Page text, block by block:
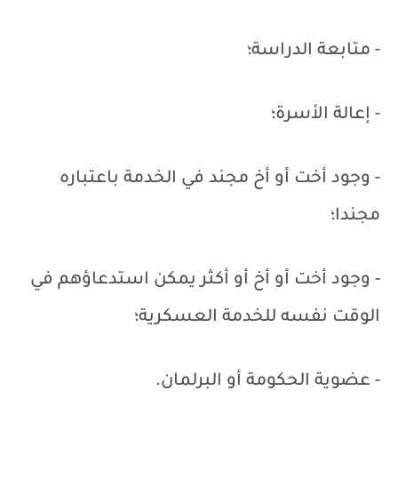
- متابعة الدراسة؛
- إعالة الأسرة؛
- وجود أخت أو أخ مجند في الخدمة باعتباره
مجندا؛
- وجود أخت أو أخ أو أكثر يمكن استدعاؤهم في
الوقت نفسه للخدمة العسكرية؛
- عضوية الحكومة أو البرلمان.